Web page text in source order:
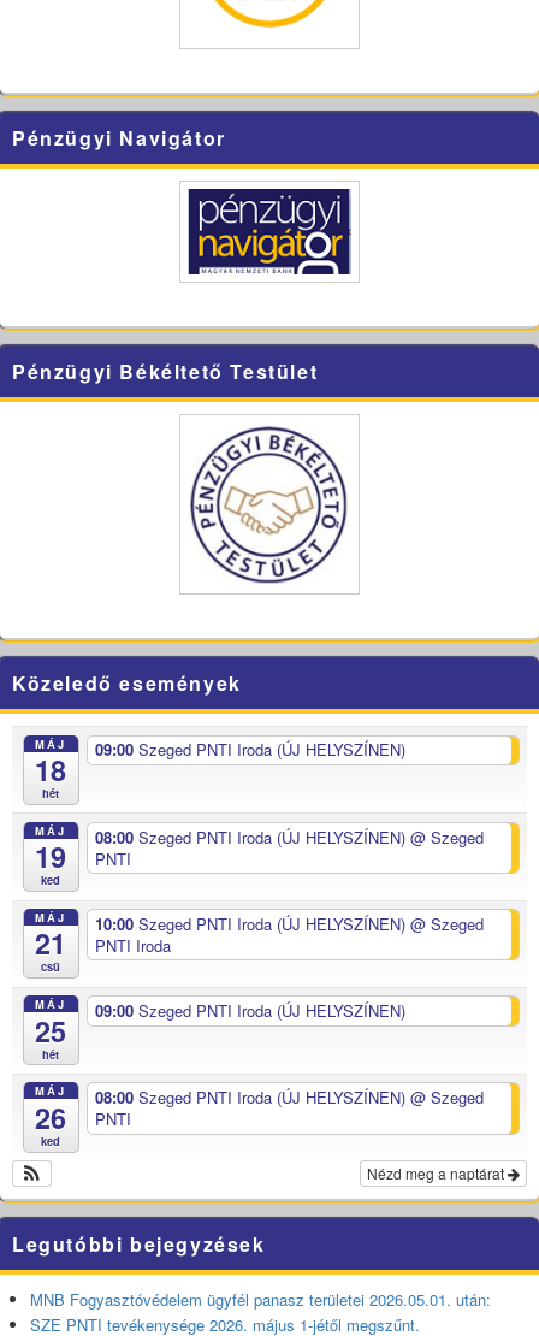
Pénzügyi Navigátor
Pénzügyi Békéltető Testület
Közeledő események
MÁJ
18
hét
09:00 Szeged PNTI Iroda (ÚJ HELYSZÍNEN)
MÁJ
19
ked
08:00 Szeged PNTI Iroda (ÚJ HELYSZÍNEN) @ Szeged
PNTI
MÁJ
21
csü
10:00 Szeged PNTI Iroda (ÚJ HELYSZÍNEN) @ Szeged
PNTI Iroda
MÁJ
25
hét
09:00 Szeged PNTI Iroda (ÚJ HELYSZÍNEN)
MÁJ
26
ked
08:00 Szeged PNTI Iroda (ÚJ HELYSZÍNEN) @ Szeged
PNTI
Nézd meg a naptárat
Legutóbbi bejegyzések
MNB Fogyasztóvédelem ügyfél panasz területei 2026.05.01. után:
SZE PNTI tevékenysége 2026. május 1-jétől megszűnt.